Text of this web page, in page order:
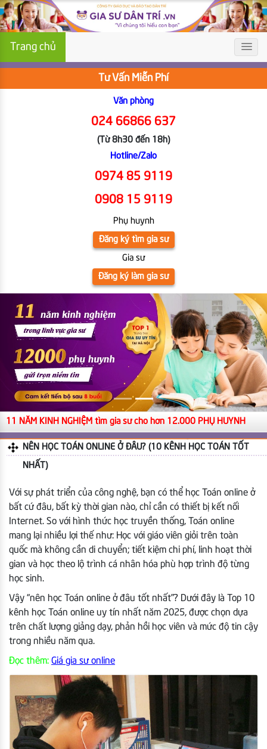
Trang chủ
Tư Vấn Miễn Phí
Văn phòng
024 66866 637
(Từ 8h30 đến 18h)
Hotline/Zalo
0974 85 9119
0908 15 9119
Phụ huynh
Đăng ký tìm gia sư
Gia sư
Đăng ký làm gia sư
11 NĂM KINH NGHIỆM tìm gia sư cho hơn 12.000 PHỤ HUYNH
NÊN HỌC TOÁN ONLINE Ở ĐÂU? (10 KÊNH HỌC TOÁN TỐT
NHẤT)
Với sự phát triển của công nghệ, bạn có thể học Toán online ở
bất cứ đâu, bất kỳ thời gian nào, chỉ cần có thiết bị kết nối
Internet. So với hình thức học truyền thống, Toán online
mang lại nhiều lợi thế như: Học với giáo viên giỏi trên toàn
quốc mà không cần di chuyển; tiết kiệm chi phí, linh hoạt thời
gian và học theo lộ trình cá nhân hóa phù hợp trình độ từng
học sinh.
Vậy “nên học Toán online ở đâu tốt nhất”? Dưới đây là Top 10
kênh học Toán online uy tín nhất năm 2025, được chọn dựa
trên chất lượng giảng dạy, phản hồi học viên và mức độ tin cậy
trong nhiều năm qua.
Đọc thêm: Giá gia sư online